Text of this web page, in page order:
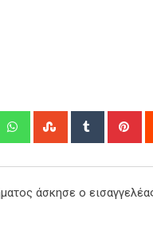
WhatsappStumbleUpon
Tumblr
άσκησε ο